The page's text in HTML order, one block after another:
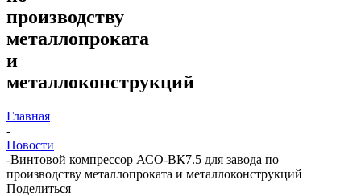
производству
металлопроката
и
металлоконструкций
Главная
-
Новости
-Винтовой компрессор АСО-ВК7.5 для завода по
производству металлопроката и металлоконструкций
Поделиться